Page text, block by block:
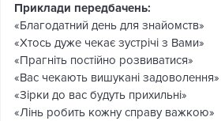
Приклади передбачень:
«Благодатний день для знайомств»
«Хтось дуже чекає зустрічі з Вами»
«Прагніть постійно розвиватися»
«Вас чекають вишукані задоволення»
«Зірки до вас будуть прихильні»
«Лінь робить кожну справу важкою»